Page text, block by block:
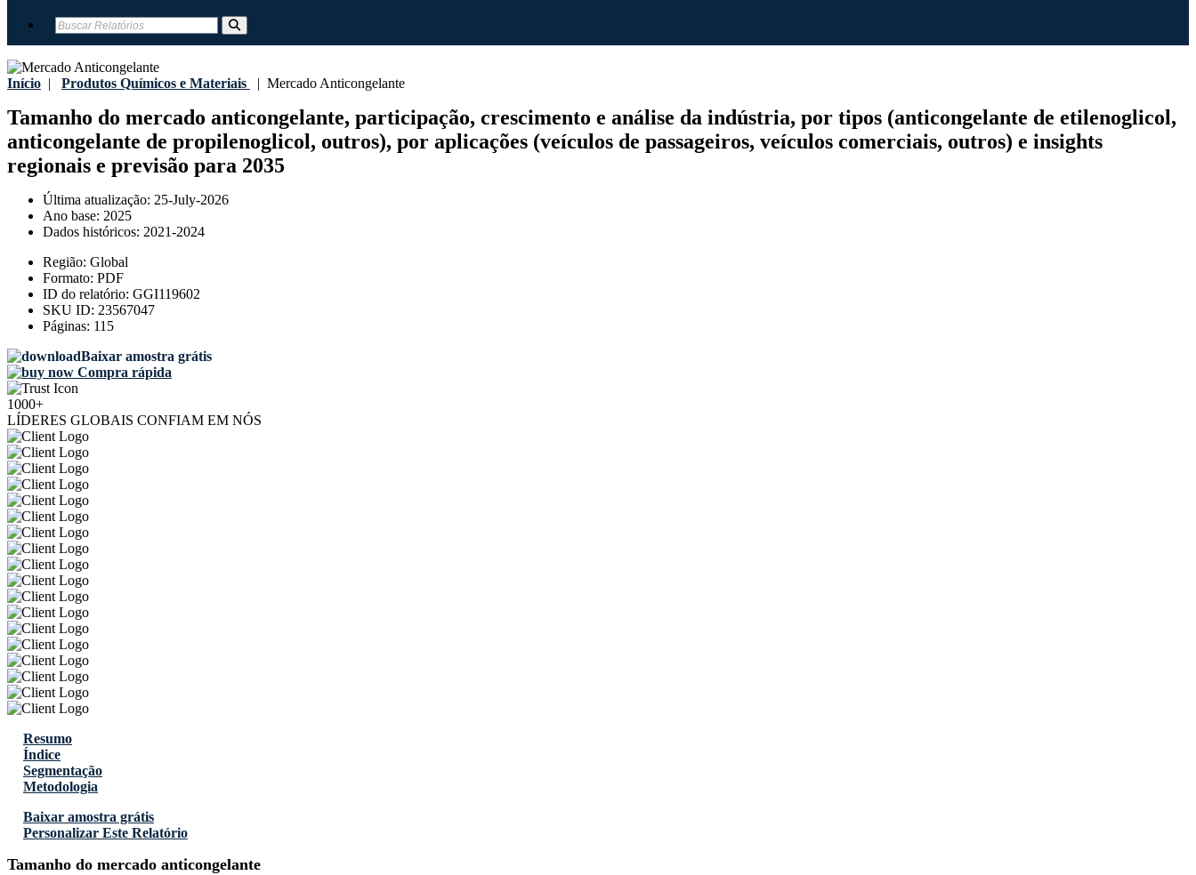
Início | Produtos Químicos e Materiais | Mercado Anticongelante
Tamanho do mercado anticongelante, participação, crescimento e análise da indústria, por tipos (anticongelante de etilenoglicol,
anticongelante de propilenoglicol, outros), por aplicações (veículos de passageiros, veículos comerciais, outros) e insights
regionais e previsão para 2035
Última atualização: 25-July-2026
Ano base: 2025
Dados históricos: 2021-2024
Região: Global
Formato: PDF
ID do relatório: GGI119602
SKU ID: 23567047
Páginas: 115
Baixar amostra grátis
Compra rápida
1000+
LÍDERES GLOBAIS CONFIAM EM NÓS
Resumo
Índice
Segmentação
Metodologia
Baixar amostra grátis
Personalizar Este Relatório
Tamanho do mercado anticongelante